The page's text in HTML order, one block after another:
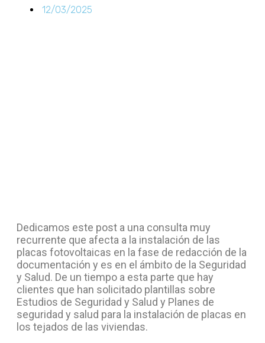
12/03/2025
Dedicamos este post a una consulta muy
recurrente que afecta a la instalación de las
placas fotovoltaicas en la fase de redacción de la
documentación y es en el ámbito de la Seguridad
y Salud. De un tiempo a esta parte que hay
clientes que han solicitado plantillas sobre
Estudios de Seguridad y Salud y Planes de
seguridad y salud para la instalación de placas en
los tejados de las viviendas.